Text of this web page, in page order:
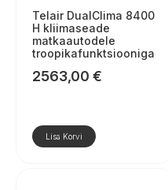
Telair DualClima 8400
H kliimaseade
matkaautodele
troopikafunktsiooniga
2563,00 €
Lisa Korvi